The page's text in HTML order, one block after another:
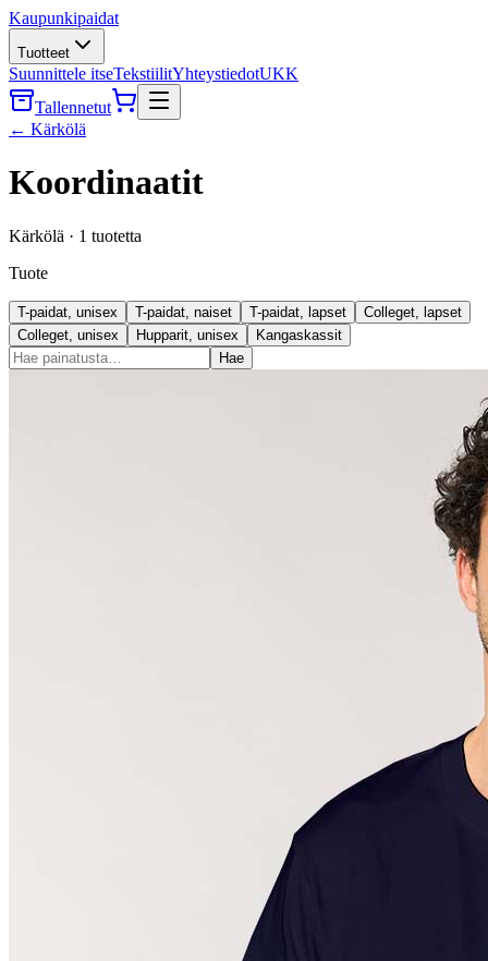
Kaupunkipaidat
Tuotteet
Suunnittele itseTekstiilitYhteystiedotUKK
Tallennetut
← Kärkölä
Koordinaatit
Kärkölä · 1 tuotetta
Tuote
T-paidat, unisex T-paidat, naiset T-paidat, lapset
Colleget, lapset
Colleget, unisex
Hupparit, unisex
Kangaskassit
Hae